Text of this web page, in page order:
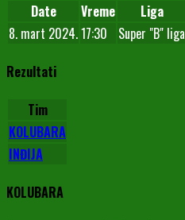
Date Vreme Liga
8. mart 2024.17:30 Super "B" liga
Rezultati
Tim
KOLUBARA
INĐIJA
KOLUBARA